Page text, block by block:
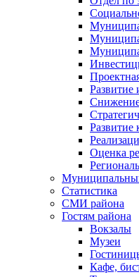
Развитие
Снижение
Развитие
Оценка
Статистика
СМИ района
Гостям района
Вокзалы
Музеи
Кафе,